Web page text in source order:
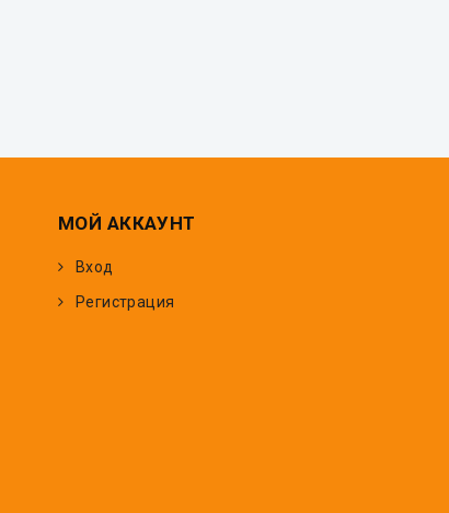
МОЙ АККАУНТ
Вход
Регистрация